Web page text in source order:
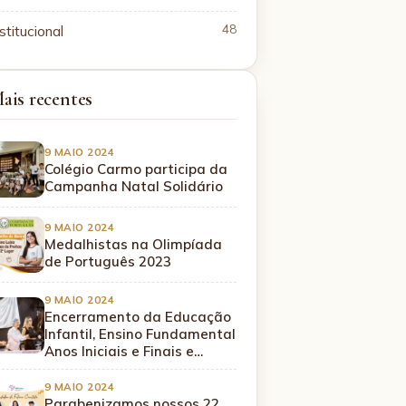
48
recentes
9 MAIO 2024
Colégio Carmo participa da
Campanha Natal Solidário
9 MAIO 2024
Medalhistas na Olimpíada
de Português 2023
9 MAIO 2024
Encerramento da Educação
Infantil, Ensino Fundamental
Anos Iniciais e Finais e…
9 MAIO 2024